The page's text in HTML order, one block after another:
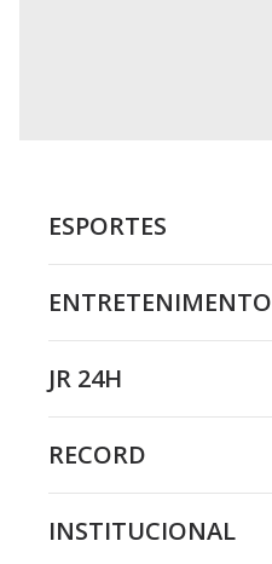
ESPORTES
ENTRETENIMENTO
JR 24H
RECORD
INSTITUCIONAL